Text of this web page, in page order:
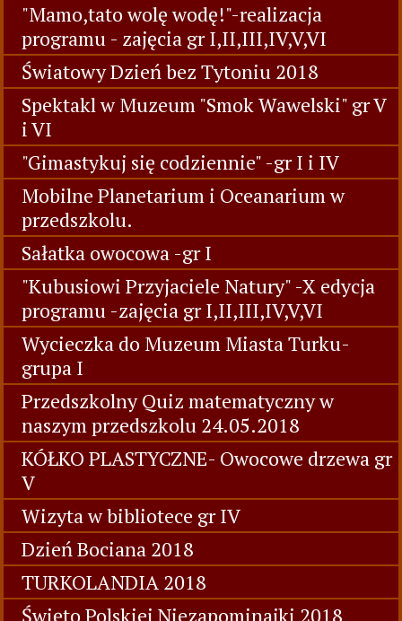
"Mamo,tato wolę wodę!"-realizacja
programu - zajęcia gr I,II,III,IV,V,VI
Światowy Dzień bez Tytoniu 2018
Spektakl w Muzeum "Smok Wawelski" gr V
i VI
"Gimastykuj się codziennie" -gr I i IV
Mobilne Planetarium i Oceanarium w
przedszkolu.
Sałatka owocowa -gr I
"Kubusiowi Przyjaciele Natury" -X edycja
programu -zajęcia gr I,II,III,IV,V,VI
Wycieczka do Muzeum Miasta Turku-
grupa I
Przedszkolny Quiz matematyczny w
naszym przedszkolu 24.05.2018
KÓŁKO PLASTYCZNE- Owocowe drzewa gr
V
Wizyta w bibliotece gr IV
Dzień Bociana 2018
TURKOLANDIA 2018
Święto Polskiej Niezapominajki 2018